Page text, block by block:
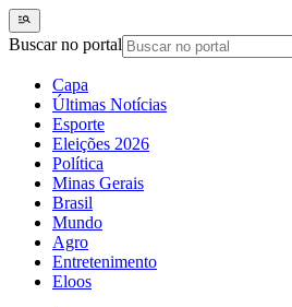
Buscar no portal
Capa
Últimas Notícias
Esporte
Eleições 2026
Política
Minas Gerais
Brasil
Mundo
Agro
Entretenimento
Eloos